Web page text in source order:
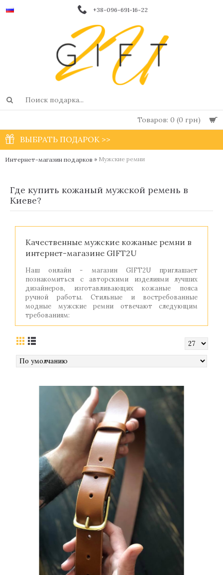
+38-096-691-16-22
Товаров: 0 (0 грн)
ВЫБРАТЬ ПОДАРОК >>
Интернет-магазин подарков » Мужские ремни
Где купить кожаный мужской ремень в
Киеве?
Качественные мужские кожаные ремни в
интернет-магазине GIFT2U
Наш онлайн - магазин GIFT2U приглашает
познакомиться с авторскими изделиями лучших
дизайнеров, изготавливающих кожаные пояса
ручной работы. Стильные и востребованные
модные мужские ремни отвечают следующим
требованиям:
класса люкс, обработаны вручную. Фурнитура
высококачественная современных образцов и
дизайна – пряжка и заклепки блестящие и
полированные. Шов на дизайнерских поясах
Мужские ремни кожа имеют безупречное
качество, творческую идею мастера и
достойную цену. Решив купить кожаный
ремень мужской в подарок, Вы будете
приятно удивлены их сочетанием;
Заказывая авторский продукт, Вы можете
пофантазировать с его дизайном и заказать
именное или брендированное изделие с
личным именем будущего владельца,
логотипом его фирмы – все ваши идеи будут
учтены мастером и выполнены;
Делая индивидуальный заказ, не следует
забывать, что ручная работа кропотливая, на
её изготовление нужен срок. Поэтому
оговорите с нашим менеджером сроки, в
которые Ваши пожелания будут выполнены;
Работа handmade уникальна и неповторима, а
именные подарки сегодня на пике моды. Ваш
подарок будет неповторим, аксессуар в подарок
будет единственным экземпляром в своем роде.
Модные мужские ремни из натуральной